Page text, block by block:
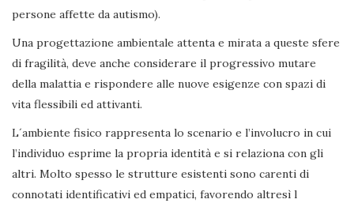
persone affette da autismo).
Una progettazione ambientale attenta e mirata a queste sfere
di fragilità, deve anche considerare il progressivo mutare
della malattia e rispondere alle nuove esigenze con spazi di
vita flessibili ed attivanti.
L´ambiente fisico rappresenta lo scenario e l’involucro in cui
l’individuo esprime la propria identità e si relaziona con gli
altri. Molto spesso le strutture esistenti sono carenti di
connotati identificativi ed empatici, favorendo altresì l